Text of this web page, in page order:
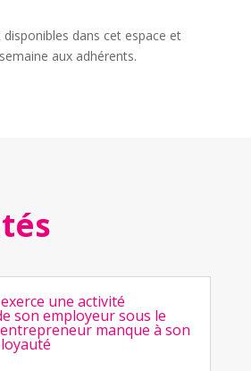
dans cet espace et
aux adhérents.
une activité
son employeur sous le
manque à son